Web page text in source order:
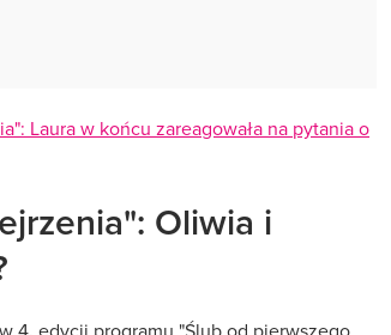
Laura w końcu zareagowała na pytania o
Oliwia i
4. edycji programu "Ślub od pierwszego